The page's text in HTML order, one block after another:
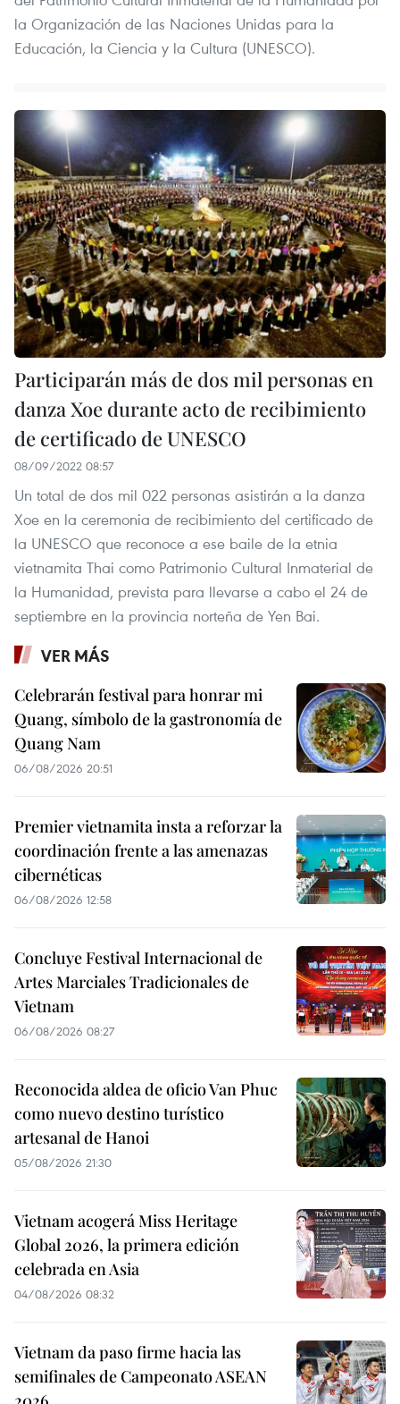
la Organización de las Naciones Unidas para la
Educación, la Ciencia y la Cultura (UNESCO).
Participarán más de dos mil personas en
danza Xoe durante acto de recibimiento
de certificado de UNESCO
08/09/2022 08:57
Un total de dos mil 022 personas asistirán a la danza
Xoe en la ceremonia de recibimiento del certificado de
la UNESCO que reconoce a ese baile de la etnia
vietnamita Thai como Patrimonio Cultural Inmaterial de
la Humanidad, prevista para llevarse a cabo el 24 de
septiembre en la provincia norteña de Yen Bai.
VER MÁS
Celebrarán festival para honrar mi
Quang, símbolo de la gastronomía de
Quang Nam
06/08/2026 20:51
Premier vietnamita insta a reforzar la
coordinación frente a las amenazas
cibernéticas
06/08/2026 12:58
Concluye Festival Internacional de
Artes Marciales Tradicionales de
Vietnam
06/08/2026 08:27
Reconocida aldea de oficio Van Phuc
como nuevo destino turístico
artesanal de Hanoi
05/08/2026 21:30
Vietnam acogerá Miss Heritage
Global 2026, la primera edición
celebrada en Asia
04/08/2026 08:32
Vietnam da paso firme hacia las
semifinales de Campeonato ASEAN